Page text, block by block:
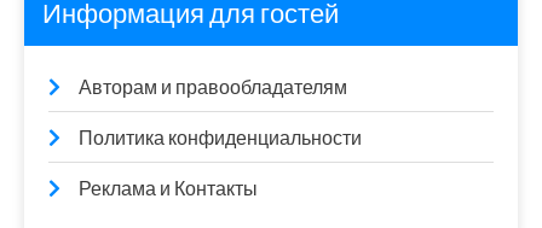
Информация для гостей
Авторам и правообладателям
Политика конфиденциальности
Реклама и Контакты